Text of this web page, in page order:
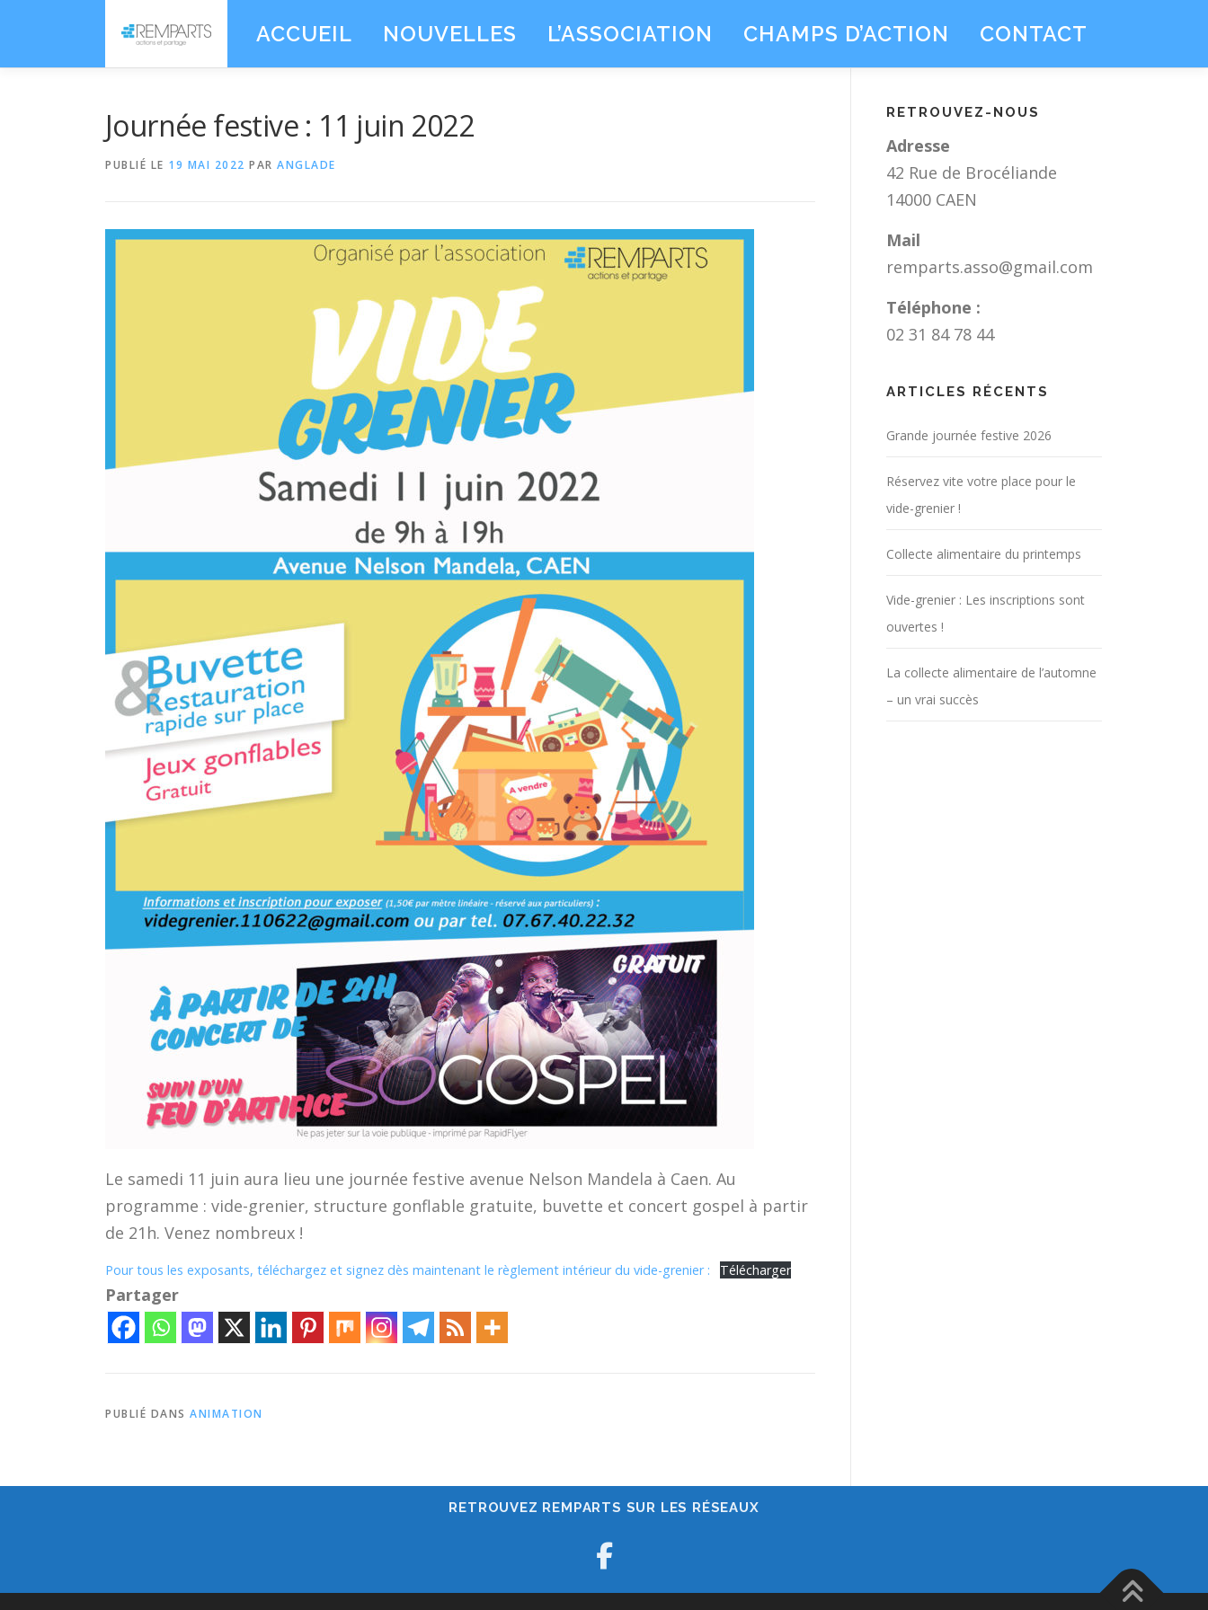
contenu
ACCUEIL NOUVELLES L’ASSOCIATION CHAMPS D’ACTION CONTACT
Journée festive : 11 juin 2022
PUBLIÉ LE 19 MAI 2022 PAR ANGLADE
Le samedi 11 juin aura lieu une journée festive avenue Nelson Mandela à Caen. Au
programme : vide-grenier, structure gonflable gratuite, buvette et concert gospel à partir
de 21h. Venez nombreux !
Pour tous les exposants, téléchargez et signez dès maintenant le règlement intérieur du vide-grenier : Télécharger
Partager
PUBLIÉ DANS ANIMATION
RETROUVEZ-NOUS
Adresse
42 Rue de Brocéliande
14000 CAEN
Mail
remparts.asso@gmail.com
Téléphone :
02 31 84 78 44
ARTICLES RÉCENTS
Grande journée festive 2026
Réservez vite votre place pour le
vide-grenier !
Collecte alimentaire du printemps
Vide-grenier : Les inscriptions sont
ouvertes !
La collecte alimentaire de l’automne
– un vrai succès
RETROUVEZ REMPARTS SUR LES RÉSEAUX